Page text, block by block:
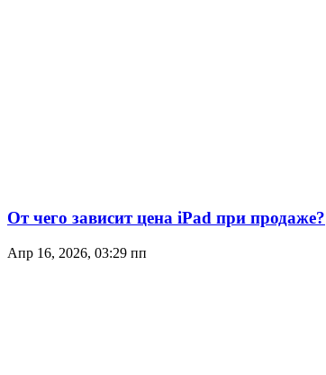
От чего зависит цена iPad при продаже?
Апр 16, 2026, 03:29 пп